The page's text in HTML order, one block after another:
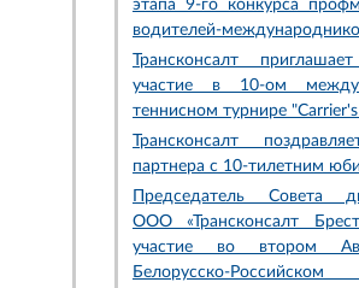
этапа 9-го конкурса
водителей-
Трансконсалт
участие в 10-ом
теннисном турнире
Трансконсалт
партнера с 10-тилетним
Председатель Совета
ООО «Трансконсалт
участие во втором
Белорусско-